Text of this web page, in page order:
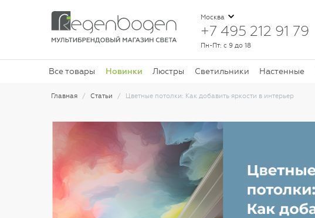
Москва
+7 495 212 91 79
Пн-Пт: с 9 до 18
Все товары Новинки Люстры Светильники Настенные
Главная Статьи Цветные потолки: Как добавить яркости в интерьер